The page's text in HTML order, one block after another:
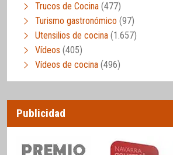
Trucos de Cocina (477)
Turismo gastronómico (97)
Utensilios de cocina (1.657)
Vídeos (405)
Vídeos de cocina (496)
Publicidad